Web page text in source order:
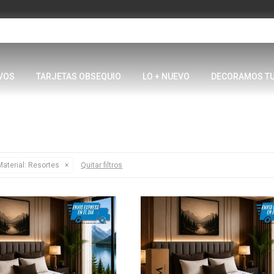
TARJETAS OBSEQUIO LO + NUEVO DECORAMOS
Resortes Quitar filtros